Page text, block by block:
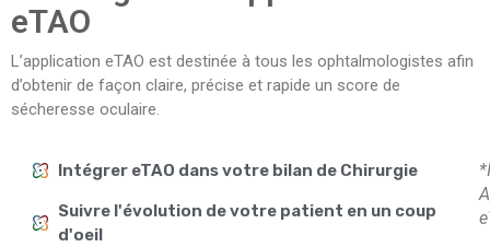
eTAO
L’application eTAO est destinée à tous les ophtalmologistes afin
d’obtenir de façon claire, précise et rapide un score de
sécheresse oculaire.
Intégrer eTAO dans votre bilan de Chirurgie
Suivre l'évolution de votre patient en un coup
d'oeil